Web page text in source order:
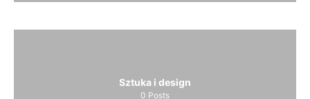
Sztuka i design
0 Posts